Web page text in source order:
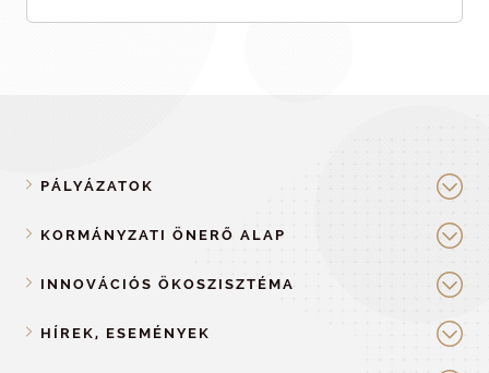
PÁLYÁZATOK
KORMÁNYZATI ÖNERŐ ALAP
INNOVÁCIÓS ÖKOSZISZTÉMA
HÍREK, ESEMÉNYEK